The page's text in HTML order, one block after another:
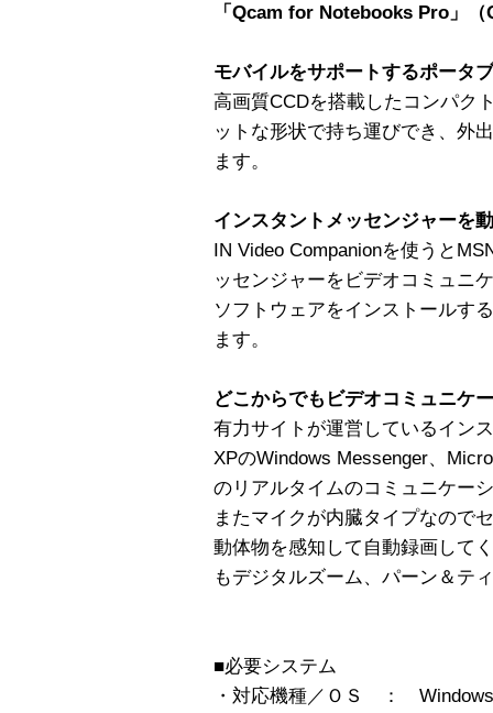
「Qcam for Notebooks Pro」（
モバイルをサポートするポータ
高画質CCDを搭載したコンパク
ットな形状で持ち運びでき、外
ます。
インスタントメッセンジャーを
IN Video Companionを使うと
ッセンジャーをビデオコミュニ
ソフトウェアをインストールす
ます。
どこからでもビデオコミュニケ
有力サイトが運営しているイン
XPのWindows Messenger、
のリアルタイムのコミュニケー
またマイクが内臓タイプなので
動体物を感知して自動録画して
もデジタルズーム、パーン＆テ
■必要システム
・対応機種／ＯＳ ： Windows